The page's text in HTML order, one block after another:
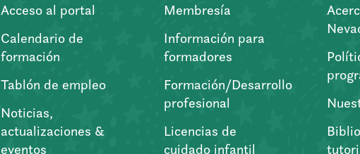
Acceso al portal
Calendario de
formación
Tablón de empleo
Noticias,
actualizaciones &
eventos
Membresía
Información para
formadores
Formación/Desarrollo
profesional
Licencias de
cuidado infantil